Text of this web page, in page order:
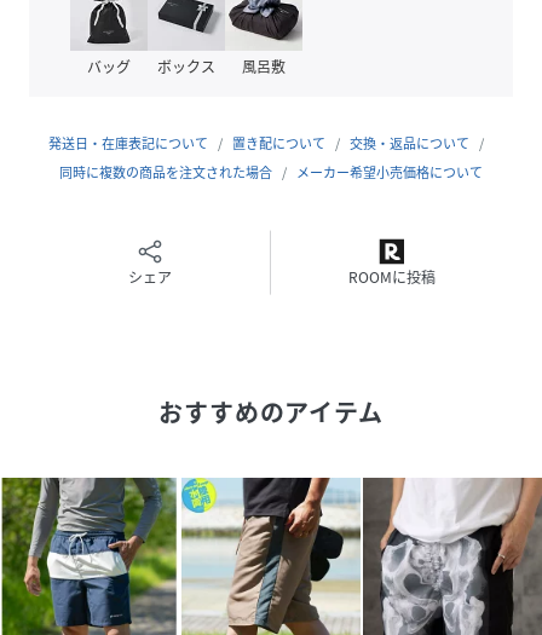
・水陸両用でレジャーから街使いまで幅広く活躍
・右脇ファスナーポケット＆後ろフラップポケット付き
のシャツを羽織って、こなれたカジュアルスタイルに。落ち
相性も抜群。足元はスポーツサンダルやスリッポンでラフに
まとめるのがおすすめです。アウトドアや旅行先でも荷物を
減らせる水陸両用仕様は、1枚持っておくと便利な万能ショ
ーツです。
バッグ ボックス 風呂敷
発送日・在庫表記について 置き配について
交換・返品について
同時に複数の商品を注文された場合
メーカー希望小売価格について
シェア ROOMに投稿
おすすめのアイテム